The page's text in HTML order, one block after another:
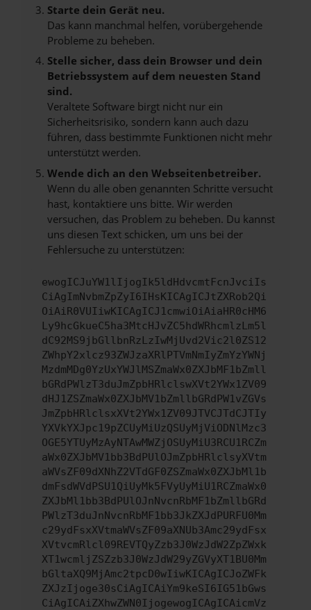
Starte dein Gerät neu.
Das kann manchmal helfen, vorübergehende
Probleme zu beheben.
Stelle sicher, dass dein Browser und dein
Betriebssystem auf dem neuesten Stand
sind.
Veraltete Software birgt nicht nur ein
Sicherheitsrisiko, sondern kann auch dazu
führen, dass bestimmte Funktionen nicht mehr
unterstützt werden.
Wende dich an den Webseitenbetreiber.
Wenn du alle oben genannten Schritte versucht
hast, kontaktiere uns bitte. Wir werden
versuchen, das Problem zu beheben. Du kannst
uns diesen Text schicken, um uns bei der
Fehlersuche zu unterstützen:
ewogICJuYW1lIjogIk5ldHdvcmtFcnJvciIs
CiAgImNvbmZpZyI6IHsKICAgICJtZXRob2Qi
OiAiR0VUIiwKICAgICJ1cmwiOiAiaHR0cHM6
Ly9hcGkueC5ha3MtcHJvZC5hdWRhcmlzLm5l
dC92MS9jbGllbnRzLzIwMjUvd2Vic2l0ZS12
ZWhpY2xlcz93ZWJzaXRlPTVmNmIyZmYzYWNj
MzdmMDg0YzUxYWJlMSZmaWx0ZXJbMF1bZmll
bGRdPWlzT3duJmZpbHRlclswXVt2YWx1ZV09
dHJ1ZSZmaWx0ZXJbMV1bZmllbGRdPW1vZGVs
JmZpbHRlclsxXVt2YWx1ZV09JTVCJTdCJTIy
YXVkYXJpc19pZCUyMiUzQSUyMjViODNlMzc3
OGE5YTUyMzAyNTAwMWZjOSUyMiU3RCU1RCZm
aWx0ZXJbMV1bb3BdPUlOJmZpbHRlclsyXVtm
aWVsZF09dXNhZ2VTdGF0ZSZmaWx0ZXJbMl1b
dmFsdWVdPSU1QiUyMk5FVyUyMiU1RCZmaWx0
ZXJbMl1bb3BdPUlOJnNvcnRbMF1bZmllbGRd
PWlzT3duJnNvcnRbMF1bb3JkZXJdPURFU0Mm
c29ydFsxXVtmaWVsZF09aXNUb3Amc29ydFsx
XVtvcmRlcl09REVTQyZzb3J0WzJdW2ZpZWxk
XT1wcmljZSZzb3J0WzJdW29yZGVyXT1BU0Mm
bGltaXQ9MjAmc2tpcD0wIiwKICAgICJoZWFk
ZXJzIjoge30sCiAgICAiYm9keSI6IG51bGws
CiAgICAiZXhwZWN0IjogewogICAgICAicmVz